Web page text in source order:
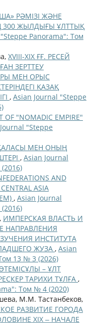
РӘМІЗІ ЖӘНЕ
300 ЖЫЛДЫҒЫ ҰЛТТЫҚ
Panorama": Том
ХVІІІ-ХІХ ҒҒ. РЕСЕЙ
ЗЕРТТЕУ
МЕН ОРЫС
ҚАЗАҚ
, Asian Journal "Steppe
OF "NOMADIC EMPIRE"
"Steppe
МЕН ОНЫҢ
, Asian Journal
AND
ASIA
, Asian Journal
ИМПЕРСКАЯ ВЛАСТЬ И
НАПРАВЛЕНИЯ
ИНСТИТУТА
ЖУЗА , Asian
13 № 3 (2026)
– ҰЛТ
ТАРИХИ ТҰЛҒА ,
Том № 4 (2020)
М.М. Тастанбеков,
РАЗВИТИЕ ГОРОДА
ХІХ ‒ НАЧАЛЕ